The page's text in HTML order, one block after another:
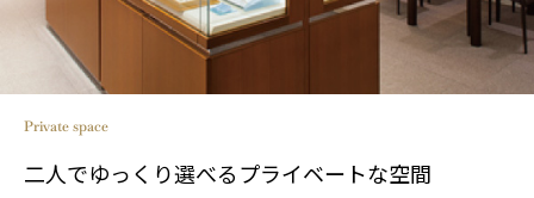
Private space
二人でゆっくり選べるプライベートな空間